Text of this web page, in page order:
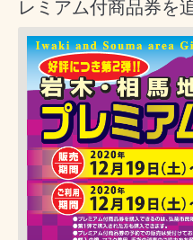
レミアム付商品券を